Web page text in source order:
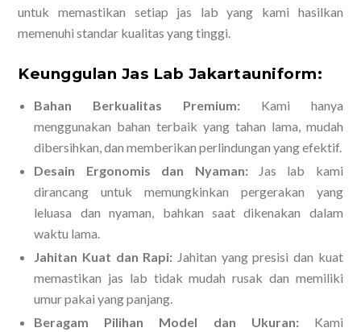
untuk memastikan setiap jas lab yang kami hasilkan
memenuhi standar kualitas yang tinggi.
Keunggulan Jas Lab Jakartauniform:
Bahan Berkualitas Premium: Kami hanya
menggunakan bahan terbaik yang tahan lama, mudah
dibersihkan, dan memberikan perlindungan yang efektif.
Desain Ergonomis dan Nyaman:Jas lab kami
dirancang untuk memungkinkan pergerakan yang
leluasa dan nyaman, bahkan saat dikenakan dalam
waktu lama.
Jahitan Kuat dan Rapi: Jahitan yang presisi dan kuat
memastikan jas lab tidak mudah rusak dan memiliki
umur pakai yang panjang.
Beragam Pilihan Model dan Ukuran:Kami